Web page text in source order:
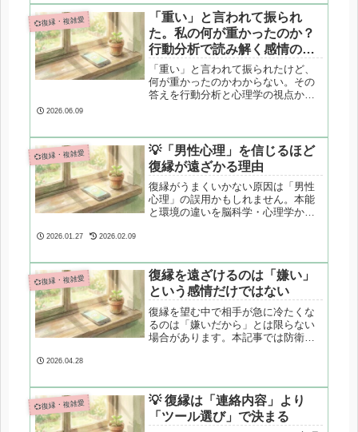
のステップを解説します。
💞復縁・複雑愛
「重い」と言われて振られ
た。私の何が重かったのか？
行動分析で読み解く感情の圧
力
「重い」と言われて振られたけど、
何が重かったのかわからない。その
答えを行動分析と心理学の視点から
2026.06.09
💞復縁・複雑愛
💡「男性心理」を信じるほど
復縁が遠ざかる理由
復縁がうまくいかない原因は「男性
心理」の誤用かもしれません。本能
と環境の違いを脳科学・心理学から
2026.01.27 2026.02.09
💞復縁・複雑愛
復縁を遠ざけるのは「嫌い」
という感情だけではない
復縁を望む中で相手が急に冷たくな
るのは「嫌いだから」とは限らない
場合があります。本記事では防衛機
説します。
2026.04.28
💞復縁・複雑愛
💡 復縁は「連絡内容」より
「ツール選び」で決まる